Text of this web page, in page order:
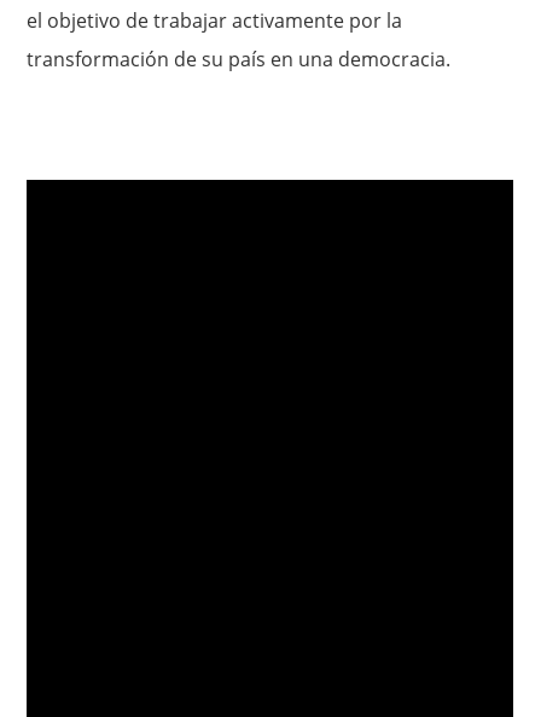
el objetivo de trabajar activamente por la
transformación de su país en una democracia.